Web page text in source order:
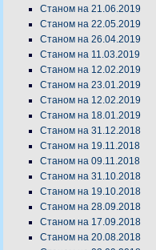
Станом на 21.06.2019
Станом на 22.05.2019
Станом на 26.04.2019
Станом на 11.03.2019
Станом на 12.02.2019
Станом на 23.01.2019
Станом на 12.02.2019
Станом на 18.01.2019
Станом на 31.12.2018
Станом на 19.11.2018
Станом на 09.11.2018
Станом на 31.10.2018
Станом на 19.10.2018
Станом на 28.09.2018
Станом на 17.09.2018
Станом на 20.08.2018